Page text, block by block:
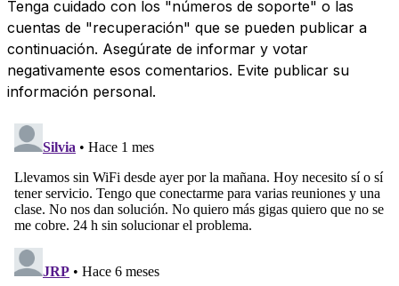
Tenga cuidado con los "números de soporte" o las
cuentas de "recuperación" que se pueden publicar a
continuación. Asegúrate de informar y votar
negativamente esos comentarios. Evite publicar su
información personal.